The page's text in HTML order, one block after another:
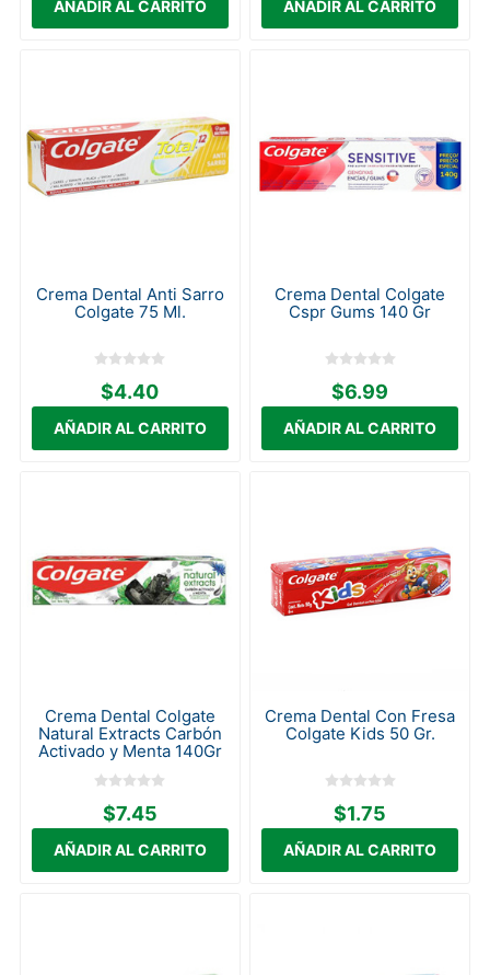
Crema Dental Anti Sarro
Colgate 75 Ml.
$4.40
Crema Dental Colgate
Cspr Gums 140 Gr
$6.99
Crema Dental Colgate
Natural Extracts Carbón
Activado y Menta 140Gr
$7.45
Crema Dental Con Fresa
Colgate Kids 50 Gr.
$1.75